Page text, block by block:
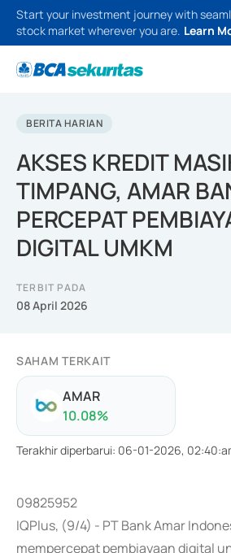
Start your investment journey with
stock market wherever you are. Learn
BERITA HARIAN
AKSES KREDIT
TIMPANG, AMAR
PERCEPAT
DIGITAL UMKM
TERBIT PADA
08 April 2026
SAHAM TERKAIT
AMAR
10.08%
Terakhir diperbarui: 06-01-2026,
09825952
IQPlus, (9/4) - PT Bank Amar
mempercepat pembiayaan digital